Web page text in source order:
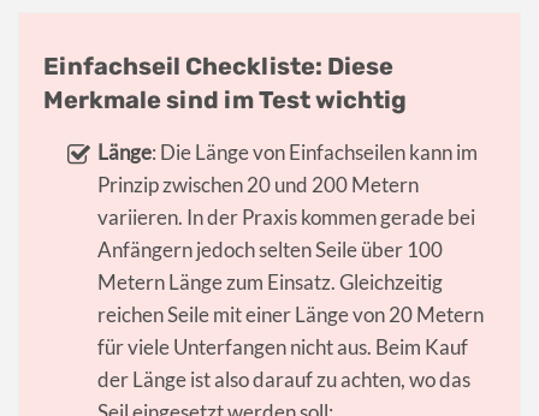
Einfachseil Checkliste: Diese
Merkmale sind im Test wichtig
Länge: Die Länge von Einfachseilen kann im
Prinzip zwischen 20 und 200 Metern
variieren. In der Praxis kommen gerade bei
Anfängern jedoch selten Seile über 100
Metern Länge zum Einsatz. Gleichzeitig
reichen Seile mit einer Länge von 20 Metern
für viele Unterfangen nicht aus. Beim Kauf
der Länge ist also darauf zu achten, wo das